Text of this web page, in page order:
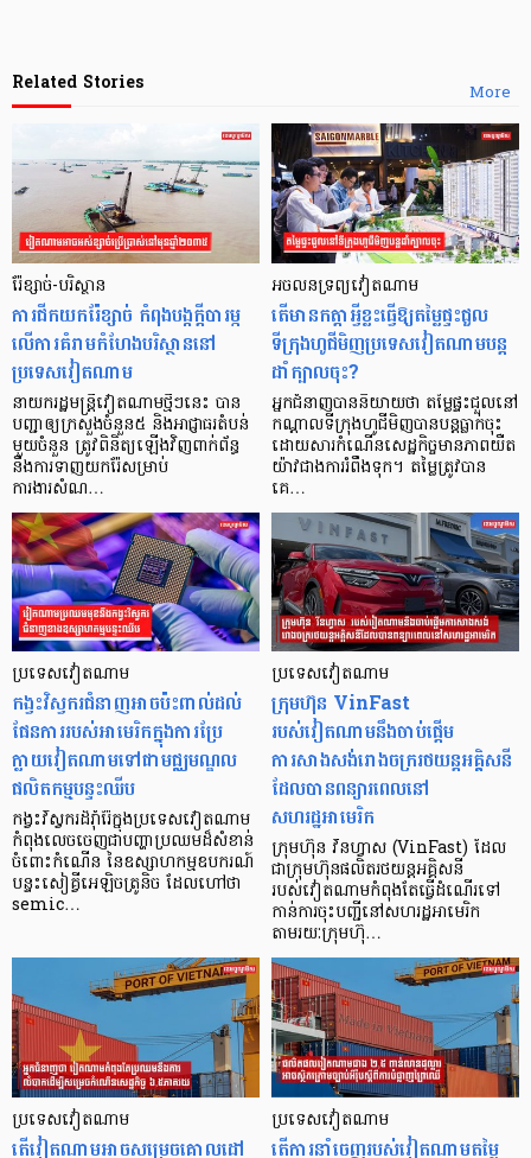
More
Related Stories
រ៉ែខ្សាច់-បរិស្ថាន
ការជីកយករ៉ែខ្សាច់ កំពុងបង្កក្ដីបារម្ភ
លើការគំរាមកំហែងបរិស្ថាននៅ
ប្រទេសវៀតណាម
នាយករដ្ឋមន្ត្រីវៀតណាមថ្មីៗនេះ បាន
បញ្ជាឲ្យក្រសួងចំនួន៥ និងអាជ្ញាធរតំបន់
មួយចំនួន ត្រូវពិនិត្យឡើងវិញពាក់ព័ន្ធ
នឹងការទាញយករ៉ែសម្រាប់
ការងារសំណ…
អចលនទ្រព្យវៀតណាម
តើមានកត្តាអ្វីខ្លះធ្វើឱ្យតម្លៃផ្ទះជួល
ទីក្រុងហូជីមិញប្រទេសវៀតណាមបន្ត
ដាំក្បាលចុះ?
អ្នកជំនាញបាននិយាយថា តម្លៃផ្ទះជួលនៅ
កណ្តាលទីក្រុងហូជីមិញបានបន្តធ្លាក់ចុះ
ដោយសារកំណើនសេដ្ឋកិច្ចមានភាពយឺត
យ៉ាវជាងការរំពឹងទុក។ តម្លៃត្រូវបាន
គេ…
ប្រទេសវៀតណាម
កង្វះវិស្វករជំនាញអាចប៉ះពាល់ដល់
ផែនការរបស់អាមេរិកក្នុងការប្រែ
ក្លាយវៀតណាមទៅជាមជ្ឈមណ្ឌល
ផលិតកម្មបន្ទះឈីប
កង្វះវិស្វករដ៏រ៉ាំរ៉ៃក្នុងប្រទេសវៀតណាម
កំពុងលេចចេញជាបញ្ហាប្រឈមដ៏សំខាន់
ចំពោះកំណើន នៃឧស្សាហកម្មឧបករណ៍
បន្ទះសៀគ្វីអេឡិចត្រូនិច ដែលហៅថា
semic…
ប្រទេសវៀតណាម
ក្រុមហ៊ុន VinFast
របស់វៀតណាមនឹងចាប់ផ្តើម
ការសាងសង់រោងចក្ររថយន្តអគ្គិសនី
ដែលបានពន្យារពេលនៅ
សហរដ្ឋអាមេរិក
ក្រុមហ៊ុន វីនហ្វាស (VinFast) ដែល
ជាក្រុមហ៊ុនផលិតរថយន្តអគ្គិសនី
របស់វៀតណាមកំពុងតែធ្វើដំណើរទៅ
កាន់ការចុះបញ្ជីនៅសហរដ្ឋអាមេរិក
តាមរយៈក្រុមហ៊ុ…
ប្រទេសវៀតណាម
តើវៀតណាមអាចសម្រេចគោលដៅ
ប្រទេសវៀតណាម
តើការនាំចេញរបស់វៀតណាមតម្លៃ